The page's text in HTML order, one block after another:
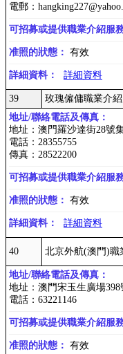
電郵：
可招募或提供職業介紹服
准照的狀態： 有效
詳細資料： 詳細資料
39 玫瑰僱傭職業介
地址/聯絡電話及傳真：
地址：澳門羅沙達街28號
電話：28355755
傳真：28522200
可招募或提供職業介紹服
准照的狀態： 有效
詳細資料： 詳細資料
40 北京外航(澳門)職
地址/聯絡電話及傳真：
地址：澳門宋玉生廣場398
電話：63221146
可招募或提供職業介紹服
准照的狀態： 有效